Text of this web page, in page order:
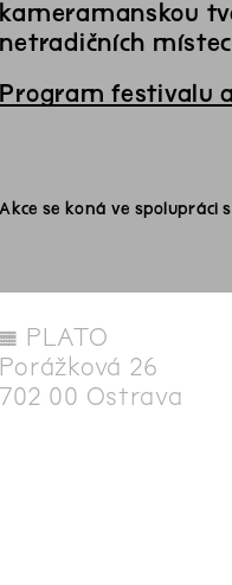
kameramanskou
netradičních
Program festivalu
Akce se koná ve spolupráci s
◊ PLATO
Porážková 26
702 00 Ostrava